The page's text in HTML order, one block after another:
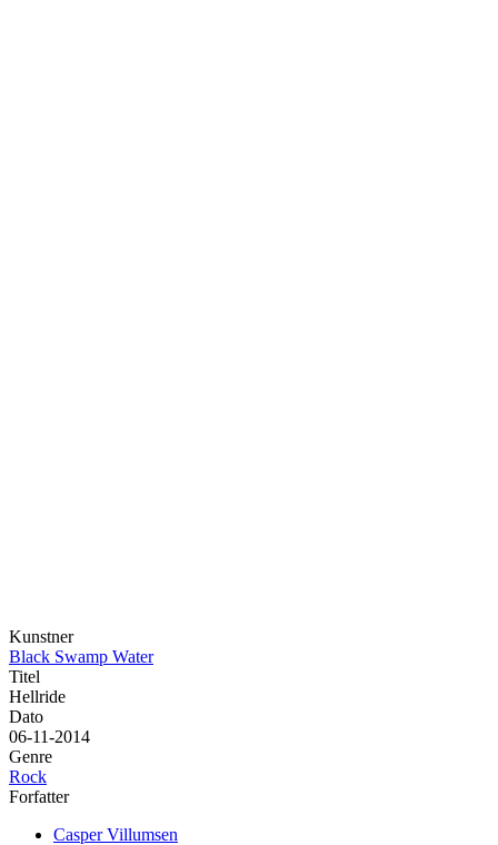
Kunstner
Black Swamp Water
Titel
Hellride
Dato
06-11-2014
Genre
Rock
Forfatter
Casper Villumsen